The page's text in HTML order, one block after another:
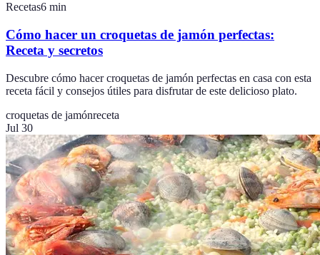
Recetas6 min
Cómo hacer un croquetas de jamón perfectas:
Receta y secretos
Descubre cómo hacer croquetas de jamón perfectas en casa con esta
receta fácil y consejos útiles para disfrutar de este delicioso plato.
croquetas de jamónreceta
Jul 30